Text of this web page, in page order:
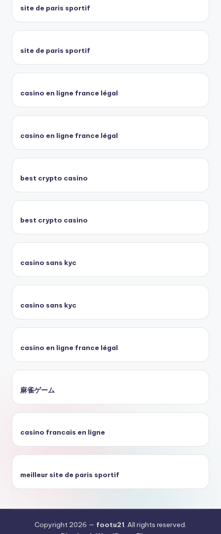
site de paris sportif
site de paris sportif
casino en ligne france légal
casino en ligne france légal
best crypto casino
best crypto casino
casino sans kyc
casino sans kyc
casino en ligne france légal
麻雀ゲーム
casino francais en ligne
meilleur site de paris sportif
Copyright 2026 — footu21. All rights reserved.